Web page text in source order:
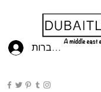
להתחברות